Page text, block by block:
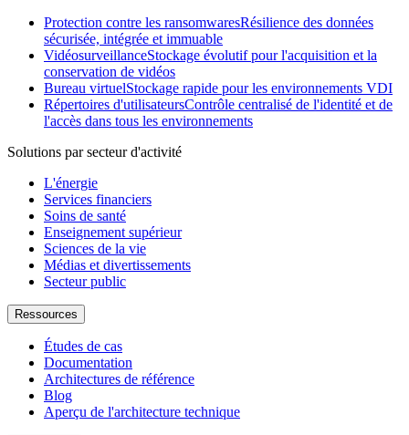
Protection contre les ransomwaresRésilience des données
sécurisée, intégrée et immuable
VidéosurveillanceStockage évolutif pour l'acquisition et la
conservation de vidéos
Bureau virtuelStockage rapide pour les environnements VDI
Répertoires d'utilisateursContrôle centralisé de l'identité et de
l'accès dans tous les environnements
Solutions par secteur d'activité
L'énergie
Services financiers
Soins de santé
Enseignement supérieur
Sciences de la vie
Médias et divertissements
Secteur public
Ressources
Études de cas
Documentation
Architectures de référence
Blog
Aperçu de l'architecture technique